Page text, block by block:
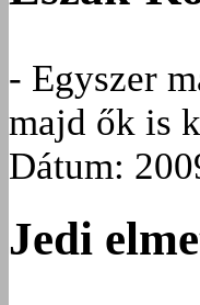
- Egyszer
majd ők is
Dátum:
Jedi